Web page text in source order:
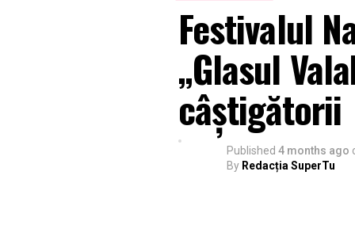
Festivalul
„Glasul
câștigătorii
Published 4 months ago
By Redacția SuperTu